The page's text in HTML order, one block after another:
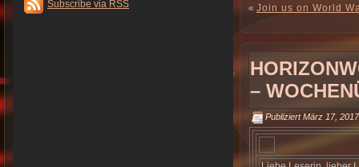
Subscribe via RSS « Join us on World
–
Publiziert März 17, 2017